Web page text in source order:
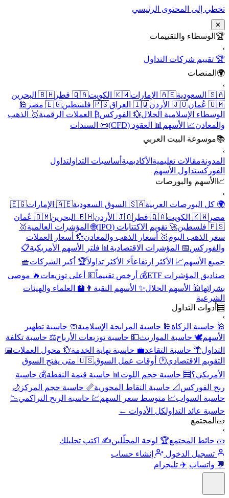
تخطي إلى المحتوى الرئيسي
✕
🏆 الوسطاء والتقييمات
›
🏆 تقييم شركات التداول
🌍 المنصات
›
🇸🇦 السعودية
🇦🇪 الإمارات 🇰🇼 الكويت 🇶🇦 قطر
🇧🇭 البحرين
🇴🇲 عُمان
🇯🇴 الأردن 🇮🇶 العراق 🇵🇸 فلسطين 🇪🇬 مصر
🕌
الوسطاء الإسلامية الحلال💱 الفوركس₿ العملات الرقمية🥇 الذهب
والمعادن📈 الأسهم 📊 العقود (CFD)
📜 السندات
📚موسوعة البيت العربي
›
المدونةمقالات تعليمية الأكاديمية أساسيات التداولتداول
الفوركستداول الأسهم
📈 الأسهم والبورصات
›
🌍 كل البورصات العربية🇸🇦 السوق السعودية 🇦🇪 الإمارات
🇪🇬
مصر 🇰🇼 الكويت 🇶🇦 قطر 🇯🇴 الأردن 🇧🇭 البحرين
🇴🇲 عُمان
🇵🇸 فلسطين
🚀 تقويم الاكتتابات (IPO) 🌐 المؤشرات العالمية🥇
سعر الذهب اليوم🥇 أسعار الذهب والمعادن💱 أسعار العملات
والفوركس📅 المؤشرات الاقتصادية 📊 فلتر الأسهم الأمريكية📋
جميع الأسهم📈 الأكثر ارتفاعاً⚡ الأكثر تداولاً🏆 أكبر الشركات🧺
صناديق المؤشرات ETF
💰 أرخص تقييماً💵 أعلى توزيعات 🔥 موصى
بشرائها🕌 الأسهم الحلال✨ الأسهم النقية 👨‍🏫 العلماء والهيئات
الشرعية
🧮 أدوات التداول
›
🕌 حاسبة الزكاة🕌 حاسبة المرابحة الإسلامية🧼 حاسبة تطهير
الأسهم🕊️ حاسبة المواريث💵 حاسبة توزيعات الأرباح⚖️ حاسبة تكلفة
التداول🌴 حاسبة التقاعد💼 حاسبة نهاية الخدمة💱 محول العملات📅
التقويم الاقتصادي🕐 أوقات عمل السوق
🇺🇸 متى يفتح السوق
الأمريكي؟🧮 حاسبة حجم اللوت 📊 حاسبة قيمة النقطة💰 حاسبة
ربح الفوركس 📐 حاسبة النقاط المحورية📏 حاسبة حجم المركز 🌙
حاسبة السواب📈 متوسط سعر السهم💹 حاسبة الربح التراكمي📉
حاسبة عائد التداولكل الأدوات ←
🧱 المجتمع
›
🧱 حائط المجتمع🏆 لوحة المحلّلين✍️ اكتب تحليلك
تسجيل الدخول
إنشاء حساب
💬 واتساب ✈️ تليجرام